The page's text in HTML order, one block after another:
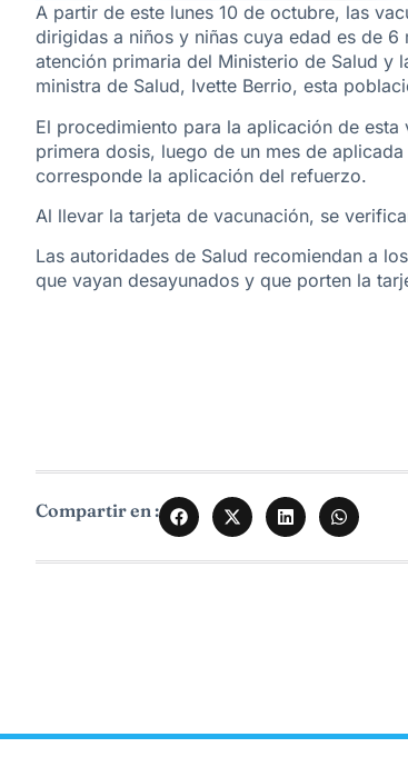
A partir de este lunes 10 de octubre, las
dirigidas a niños y niñas cuya edad es de
atención primaria del Ministerio de Salud y
ministra de Salud, Ivette Berrio, esta
El procedimiento para la aplicación de
primera dosis, luego de un mes de
corresponde la aplicación del refuerzo.
Al llevar la tarjeta de vacunación, se
Las autoridades de Salud recomiendan a
que vayan desayunados y que porten la
Compartir en :